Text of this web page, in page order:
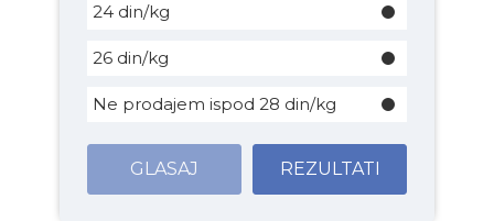
24 din/kg
26 din/kg
Ne prodajem ispod 28 din/kg
GLASAJ REZULTATI